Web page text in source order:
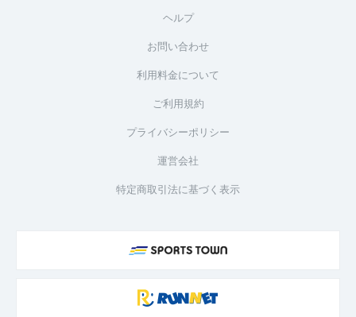
ヘルプ
お問い合わせ
利用料金について
ご利用規約
プライバシーポリシー
運営会社
特定商取引法に基づく表示